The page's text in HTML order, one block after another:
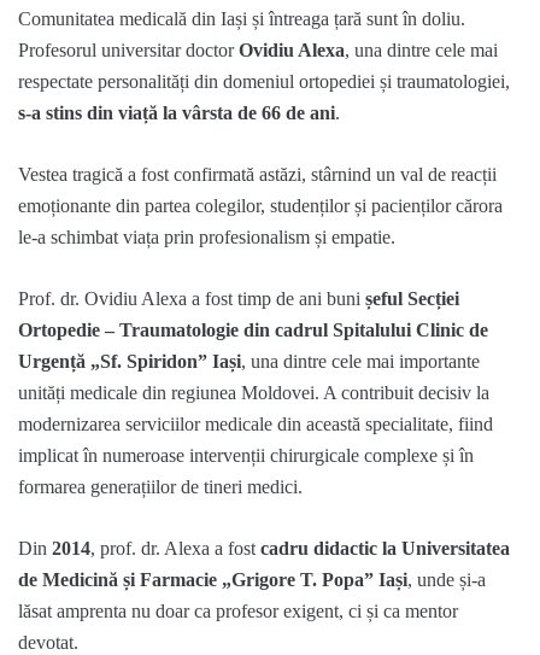
Comunitatea medicală din Iași și întreaga țară sunt în doliu.
Profesorul universitar doctorOvidiu Alexa, una dintre cele mai
respectate personalități din domeniul ortopediei și traumatologiei,
s-a stins din viață la vârsta de 66 de ani.
Vestea tragică a fost confirmată astăzi, stârnind un val de reacții
emoționante din partea colegilor, studenților și pacienților cărora
le-a schimbat viața prin profesionalism și empatie.
Prof. dr. Ovidiu Alexa a fost timp de ani buni șeful Secției
Ortopedie – Traumatologie din cadrul Spitalului Clinic de
Urgență „Sf. Spiridon” Iași, una dintre cele mai importante
unități medicale din regiunea Moldovei. A contribuit decisiv la
modernizarea serviciilor medicale din această specialitate, fiind
implicat în numeroase intervenții chirurgicale complexe și în
formarea generațiilor de tineri medici.
Din 2014, prof. dr. Alexa a fost cadru didactic la Universitatea
de Medicină și Farmacie „Grigore T. Popa” Iași, unde și-a
lăsat amprenta nu doar ca profesor exigent, ci și ca mentor
devotat.